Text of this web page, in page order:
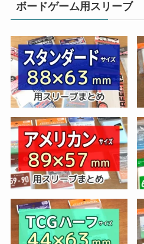
ボードゲーム用スリーブ